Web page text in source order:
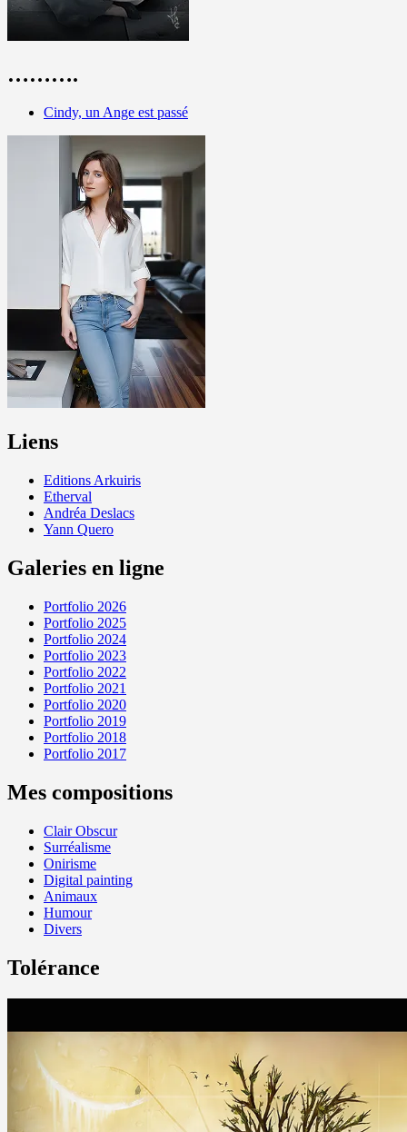
……….
Cindy, un Ange est passé
Liens
Editions Arkuiris
Etherval
Andréa Deslacs
Yann Quero
Galeries en ligne
Portfolio 2026
Portfolio 2025
Portfolio 2024
Portfolio 2023
Portfolio 2022
Portfolio 2021
Portfolio 2020
Portfolio 2019
Portfolio 2018
Portfolio 2017
Mes compositions
Clair Obscur
Surréalisme
Onirisme
Digital painting
Animaux
Humour
Divers
Tolérance